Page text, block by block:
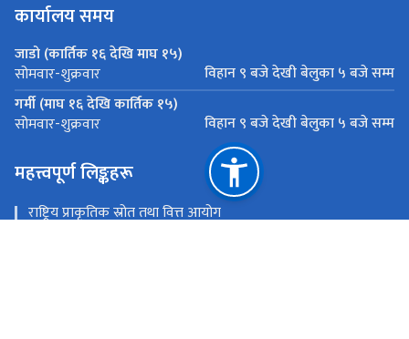
कार्यालय समय
जाडो (कार्तिक १६ देखि माघ १५)
सोमवार-शुक्रवार
विहान ९ बजे देखी बेलुका ५ बजे सम्म
गर्मी (माघ १६ देखि कार्तिक १५)
सोमवार-शुक्रवार विहान ९ बजे देखी बेलुका ५ बजे सम्म
महत्त्वपूर्ण लिङ्कहरू
राष्ट्रिय प्राकृतिक स्रोत तथा वित्त आयोग